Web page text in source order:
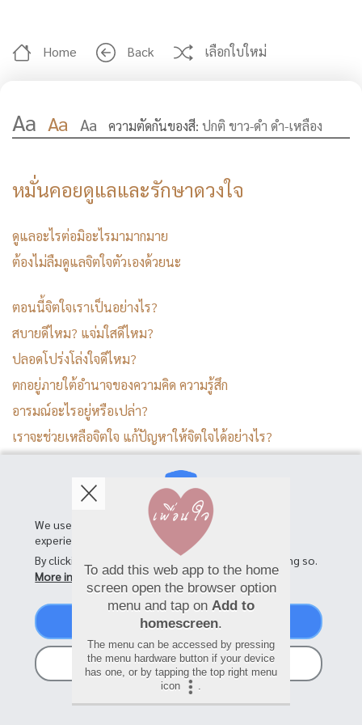
Home Back เลือกใบใหม่
Aa Aa Aa ความตัดกันของสี: ปกติ ขาว-ดำ ดำ-เหลือง
หมั่นคอยดูแลและรักษาดวงใจ
ดูแลอะไรต่อมิอะไรมามากมาย
ต้องไม่ลืมดูแลจิตใจตัวเองด้วยนะ
ตอนนี้จิตใจเราเป็นอย่างไร?
สบายดีไหม? แจ่มใสดีไหม?
ปลอดโปร่งโล่งใจดีไหม?
ตกอยู่ภายใต้อำนาจของความคิด ความรู้สึก
อารมณ์อะไรอยู่หรือเปล่า?
เราจะช่วยเหลือจิตใจ แก้ปัญหาให้จิตใจได้อย่างไร?
ถ้าเรารู้จัก ถ้าเราเข้าใจ ถ้าเรารู้วิธีดูแลจิตใจตัวเอง
เราจะดูแลจิตใจคนอื่น ดูแลความสัมพันธ์ได้ดีขึ้นด้วย
SHARE
We use cookies on this site to enhance your user
experience
By clicking the Accept button, you agree to us doing so.
More info
Accept
No, thanks
To add this web app to the home
screen open the browser option
menu and tap on Add to
homescreen.
The menu can be accessed by pressing
the menu hardware button if your device
has one, or by tapping the top right menu
icon
.